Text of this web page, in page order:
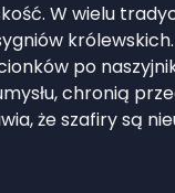
W wielu
królewskich.
po
chronią
że szafiry są